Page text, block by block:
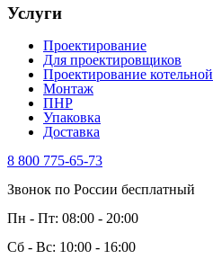
Услуги
Проектирование
Для проектировщиков
Проектирование котельной
Монтаж
ПНР
Упаковка
Доставка
8 800 775-65-73
Звонок по России бесплатный
Пн - Пт: 08:00 - 20:00
Сб - Вс: 10:00 - 16:00